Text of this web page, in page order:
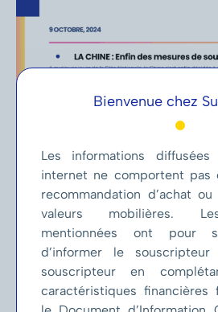
Bienvenue chez
Les informations
internet ne comportent pas
recommandation d’achat
valeurs mobilières.
mentionnées ont pour
d’informer le
souscripteur en
caractéristiques financières